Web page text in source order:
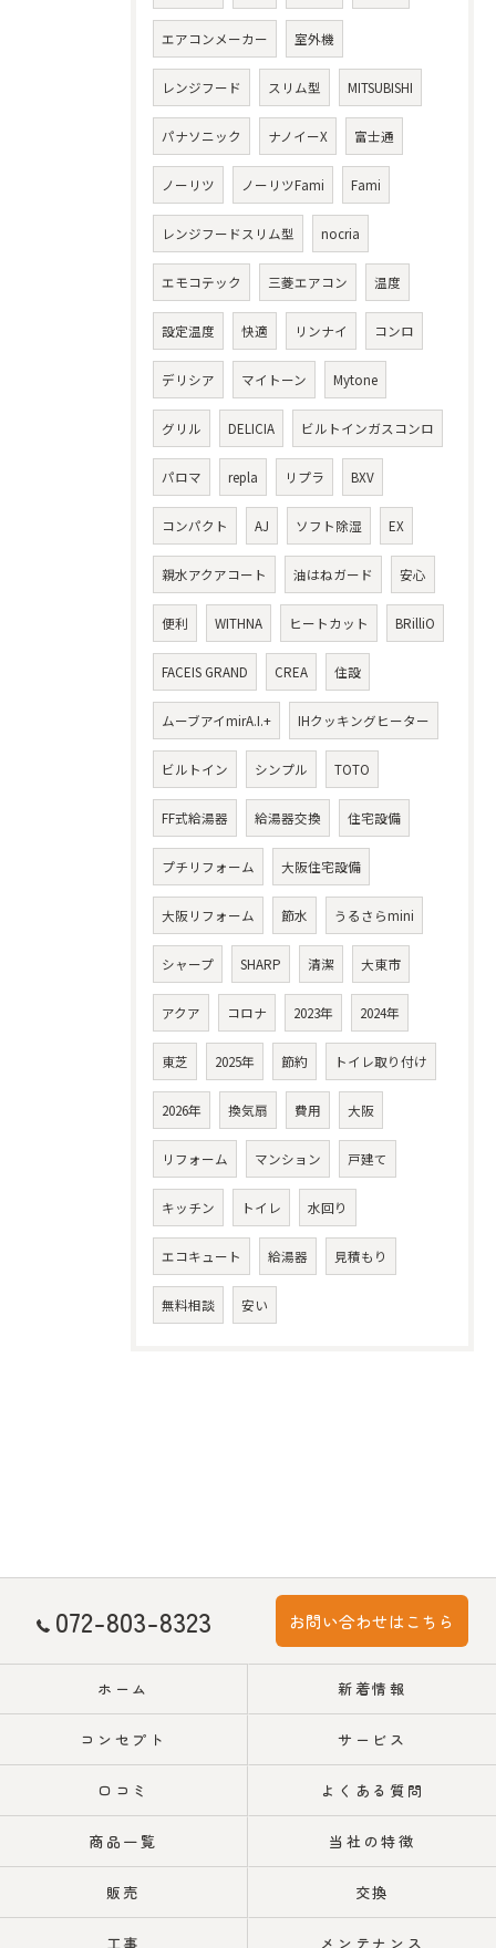
エアコンメーカー 室外機
レンジフード スリム型 MITSUBISHI
パナソニック ナノイーX 富士通
ノーリツ ノーリツFami Fami
レンジフードスリム型 nocria
エモコテック 三菱エアコン 温度
設定温度 快適 リンナイ コンロ
デリシア マイトーン Mytone
グリル DELICIA ビルトインガスコンロ
パロマ repla リプラ BXV
コンパクト AJ ソフト除湿 EX
親水アクアコート 油はねガード 安心
便利 WITHNA ヒートカット BRilliO
FACEIS GRAND CREA 住設
ムーブアイmirA.I.+ IHクッキングヒーター
ビルトイン シンプル TOTO
FF式給湯器 給湯器交換 住宅設備
プチリフォーム 大阪住宅設備
大阪リフォーム 節水 うるさらmini
シャープ SHARP 清潔 大東市
アクア コロナ 2023年 2024年
東芝 2025年 節約 トイレ取り付け
2026年 換気扇 費用 大阪
リフォーム マンション 戸建て
キッチン トイレ 水回り
エコキュート 給湯器 見積もり
無料相談 安い
072-803-8323 お問い合わせはこちら
ホーム 新着情報
コンセプト サービス
口コミ よくある質問
商品一覧 当社の特徴
販売 交換
工事 メンテナンス